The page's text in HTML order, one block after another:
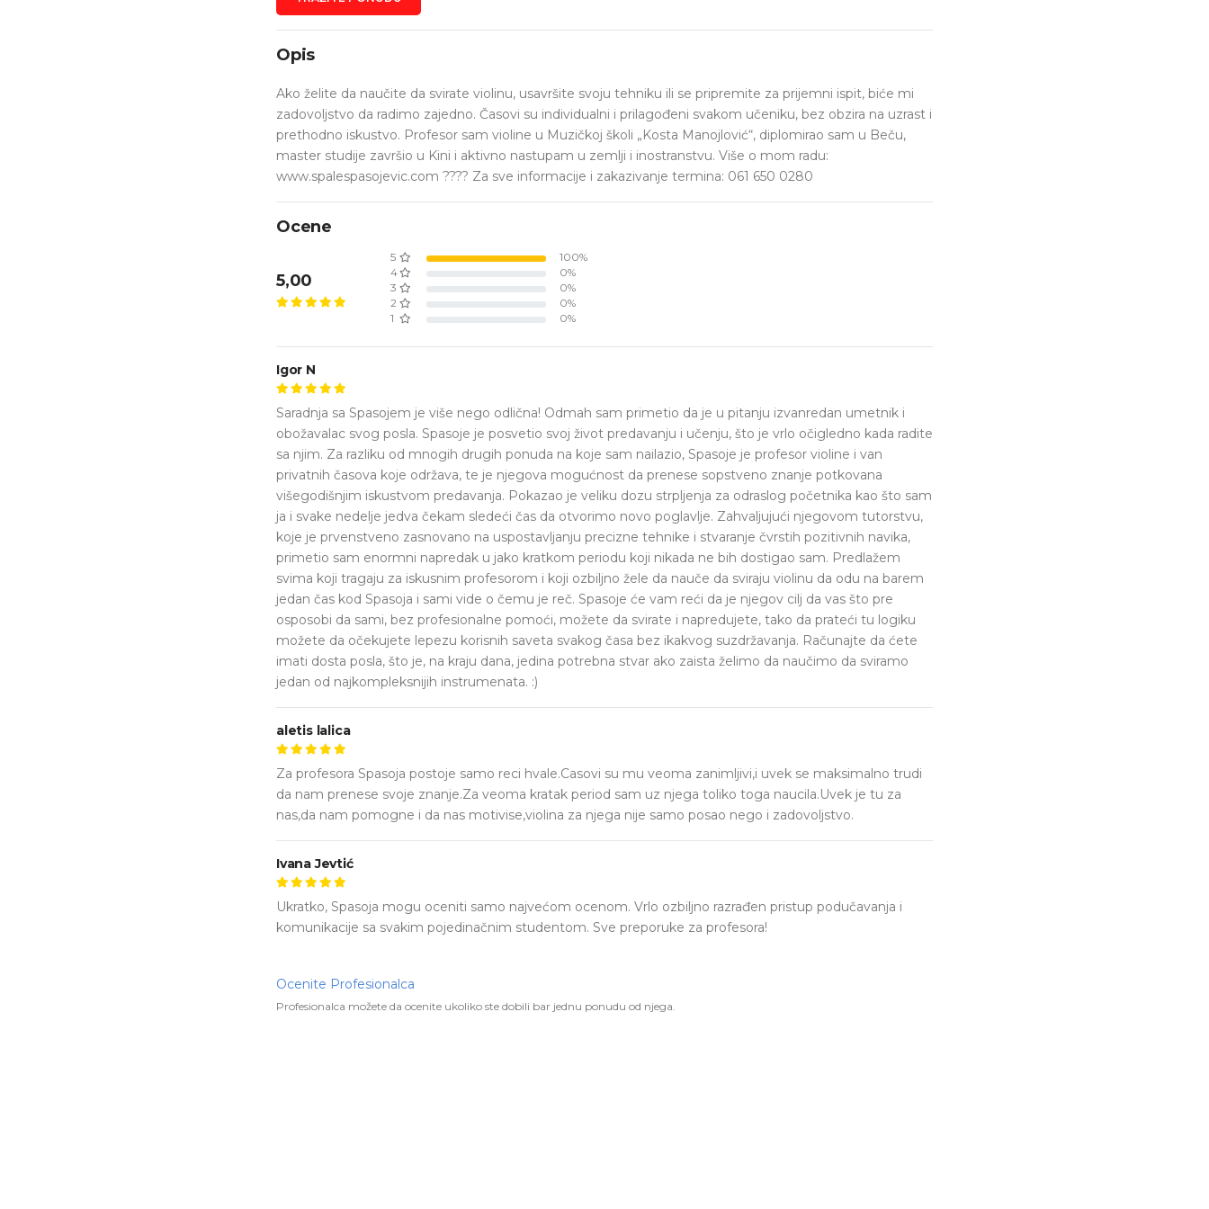
Opis
Ako želite da naučite da svirate violinu, usavršite svoju tehniku ili se pripremite za prijemni ispit, biće mi
zadovoljstvo da radimo zajedno. Časovi su individualni i prilagođeni svakom učeniku, bez obzira na uzrast i
prethodno iskustvo. Profesor sam violine u Muzičkoj školi „Kosta Manojlović“, diplomirao sam u Beču,
master studije završio u Kini i aktivno nastupam u zemlji i inostranstvu. Više o mom radu:
www.spalespasojevic.com ???? Za sve informacije i zakazivanje termina: 061 650 0280
Ocene
5,00
5
100%
4
0%
3
0%
2
0%
1
0%
Igor N
Saradnja sa Spasojem je više nego odlična! Odmah sam primetio da je u pitanju izvanredan umetnik i
obožavalac svog posla. Spasoje je posvetio svoj život predavanju i učenju, što je vrlo očigledno kada radite
sa njim. Za razliku od mnogih drugih ponuda na koje sam nailazio, Spasoje je profesor violine i van
privatnih časova koje održava, te je njegova mogućnost da prenese sopstveno znanje potkovana
višegodišnjim iskustvom predavanja. Pokazao je veliku dozu strpljenja za odraslog početnika kao što sam
ja i svake nedelje jedva čekam sledeći čas da otvorimo novo poglavlje. Zahvaljujući njegovom tutorstvu,
koje je prvenstveno zasnovano na uspostavljanju precizne tehnike i stvaranje čvrstih pozitivnih navika,
primetio sam enormni napredak u jako kratkom periodu koji nikada ne bih dostigao sam. Predlažem
svima koji tragaju za iskusnim profesorom i koji ozbiljno žele da nauče da sviraju violinu da odu na barem
jedan čas kod Spasoja i sami vide o čemu je reč. Spasoje će vam reći da je njegov cilj da vas što pre
osposobi da sami, bez profesionalne pomoći, možete da svirate i napredujete, tako da prateći tu logiku
možete da očekujete lepezu korisnih saveta svakog časa bez ikakvog suzdržavanja. Računajte da ćete
imati dosta posla, što je, na kraju dana, jedina potrebna stvar ako zaista želimo da naučimo da sviramo
jedan od najkompleksnijih instrumenata. :)
aletis lalica
Za profesora Spasoja postoje samo reci hvale.Casovi su mu veoma zanimljivi,i uvek se maksimalno trudi
da nam prenese svoje znanje.Za veoma kratak period sam uz njega toliko toga naucila.Uvek je tu za
nas,da nam pomogne i da nas motivise,violina za njega nije samo posao nego i zadovoljstvo.
Ivana Jevtić
Ukratko, Spasoja mogu oceniti samo najvećom ocenom. Vrlo ozbiljno razrađen pristup podučavanja i
komunikacije sa svakim pojedinačnim studentom. Sve preporuke za profesora!
Ocenite Profesionalca
Profesionalca možete da ocenite ukoliko ste dobili bar jednu ponudu od njega.